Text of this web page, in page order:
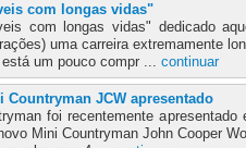
com longas vidas"
com longas vidas" dedicado
uma carreira extremamente
um pouco compr ... continuar
Countryman JCW apresentado
foi recentemente
Mini Countryman John Cooper